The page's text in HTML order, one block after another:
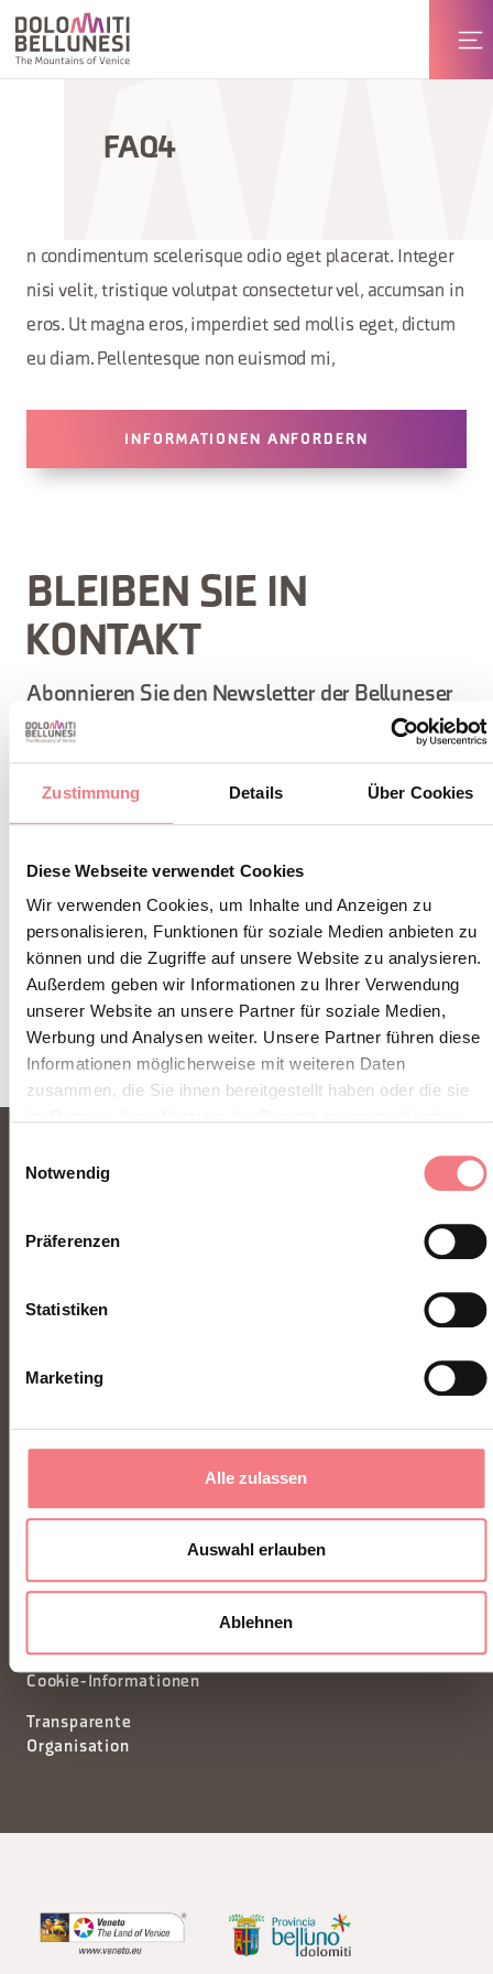
Zustimmung Details Über Cookies
Diese Webseite verwendet Cookies
Wir verwenden Cookies, um Inhalte und Anzeigen zu
personalisieren, Funktionen für soziale Medien anbieten zu
können und die Zugriffe auf unsere Website zu analysieren.
Außerdem geben wir Informationen zu Ihrer Verwendung
unserer Website an unsere Partner für soziale Medien,
Werbung und Analysen weiter. Unsere Partner führen diese
Informationen möglicherweise mit weiteren Daten
zusammen, die Sie ihnen bereitgestellt haben oder die sie
Notwendig
Präferenzen
Statistiken
Marketing
Alle zulassen
Auswahl erlauben
Ablehnen
FAQ4
n condimentum scelerisque odio eget placerat. Integer
nisi velit, tristique volutpat consectetur vel, accumsan in
eros. Ut magna eros, imperdiet sed mollis eget, dictum
eu diam. Pellentesque non euismod mi,
INFORMATIONEN ANFORDERN
BLEIBEN SIE IN
KONTAKT
Abonnieren Sie den Newsletter der Belluneser
Dolomiten!
Sie erhalten Nachrichten, Informationen,
Reiserouten, Ideen und Tipps für Ihren Urlaub
ZUM NEWSLETTER ANMELDEN
FONDAZIONE DMO DOLOMITI BELLUNESI
Piazza Santo Stefano 15/17
segreteria@dmodolomiti.it
Cookie-Informationen
Transparente
Organisation
Informationsanfrage